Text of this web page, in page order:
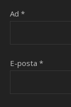
Ad *
E-posta *